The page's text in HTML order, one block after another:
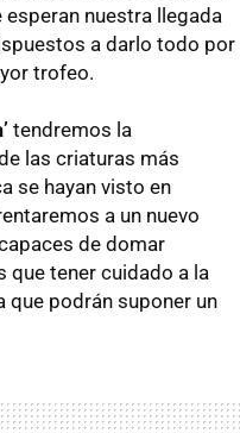
esperan nuestra llegada
a darlo todo por
trofeo.
tendremos la
las criaturas más
se hayan visto en
a un nuevo
de domar
que tener cuidado a la
que podrán suponer un